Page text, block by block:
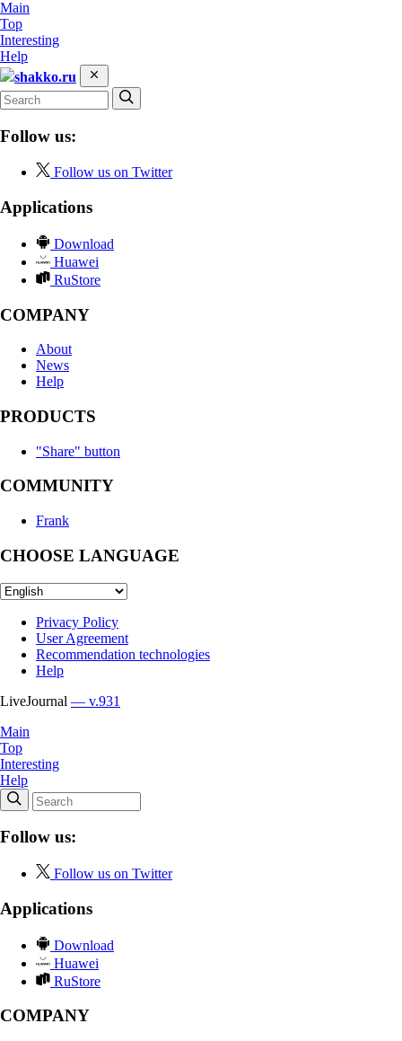
Main
Top
Interesting
Help
shakko.ru
Follow us:
Follow us on Twitter
Applications
Download
Huawei
RuStore
COMPANY
About
News
Help
PRODUCTS
"Share" button
COMMUNITY
Frank
CHOOSE LANGUAGE
Privacy Policy
User Agreement
Recommendation technologies
Help
LiveJournal — v.931
Main
Top
Interesting
Help
Follow us:
Follow us on Twitter
Applications
Download
Huawei
RuStore
COMPANY